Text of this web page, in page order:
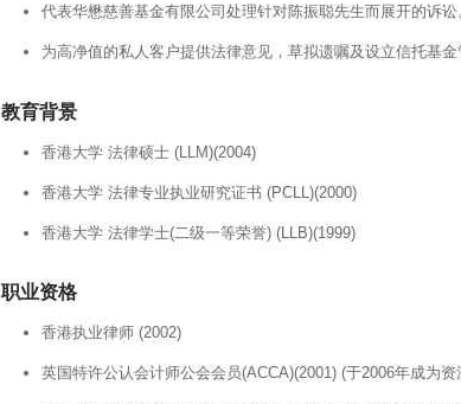
代表华懋慈善基金有限公司处理针对陈振聪先生而展开的诉讼
为高净值的私人客户提供法律意见，草拟遗嘱及设立信托基金
教育背景
香港大学 法律硕士 (LLM)(2004)
香港大学 法律专业执业研究证书 (PCLL)(2000)
香港大学 法律学士(二级一等荣誉) (LLB)(1999)
职业资格
香港执业律师 (2002)
英国特许公认会计师公会会员(ACCA)(2001) (于2006年成为资